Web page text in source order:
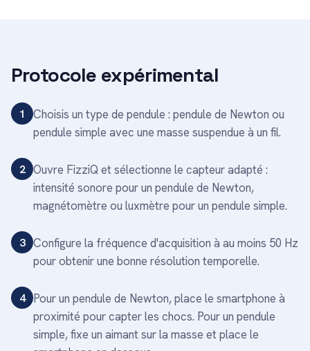
Protocole expérimental
1
Choisis un type de pendule : pendule de Newton ou
pendule simple avec une masse suspendue à un fil.
2 Ouvre FizziQ et sélectionne le capteur adapté :
intensité sonore pour un pendule de Newton,
magnétomètre ou luxmètre pour un pendule simple.
3 Configure la fréquence d'acquisition à au moins 50 Hz
pour obtenir une bonne résolution temporelle.
4 Pour un pendule de Newton, place le smartphone à
proximité pour capter les chocs. Pour un pendule
simple, fixe un aimant sur la masse et place le